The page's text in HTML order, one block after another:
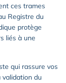
ces trames
Registre du
protège
liés à une
qui rassure vos
validation du